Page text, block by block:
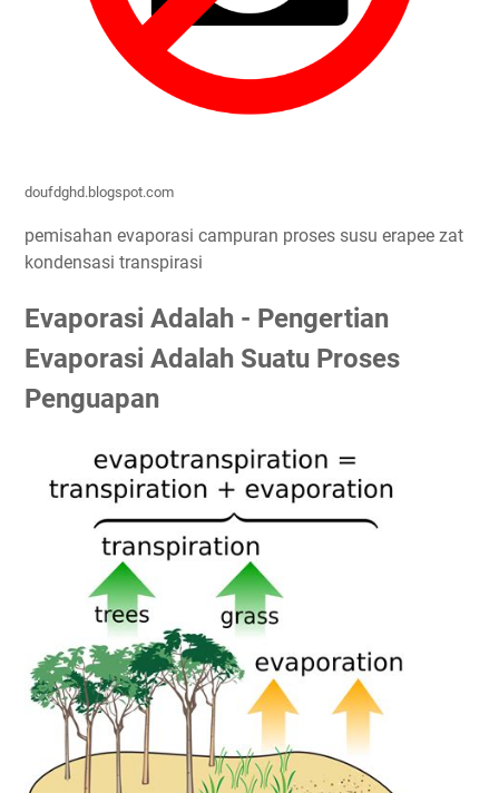
doufdghd.blogspot.com
pemisahan evaporasi campuran proses susu erapee zat
kondensasi transpirasi
Evaporasi Adalah - Pengertian
Evaporasi Adalah Suatu Proses
Penguapan